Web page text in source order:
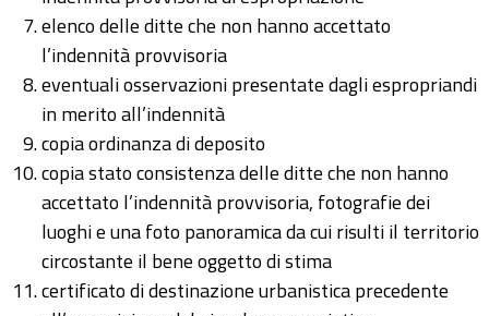
elenco delle ditte che non hanno accettato
l’indennità provvisoria
eventuali osservazioni presentate dagli espropriandi
in merito all’indennità
copia ordinanza di deposito
copia stato consistenza delle ditte che non hanno
accettato l’indennità provvisoria, fotografie dei
luoghi e una foto panoramica da cui risulti il territorio
circostante il bene oggetto di stima
certificato di destinazione urbanistica precedente